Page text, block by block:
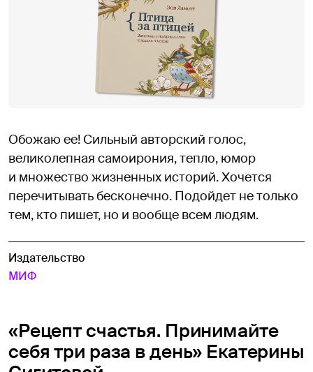
Обожаю ее! Сильный авторский голос,
великолепная самоирония, тепло, юмор
и множество жизненных историй. Хочется
перечитывать бесконечно. Подойдет не только
тем, кто пишет, но и вообще всем людям.
Издательство
МИФ
«Рецепт счастья. Принимайте
себя три раза в день» Екатерины